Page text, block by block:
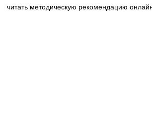
Нормативы экстренной и неотложной
читать методическую рекомендацию